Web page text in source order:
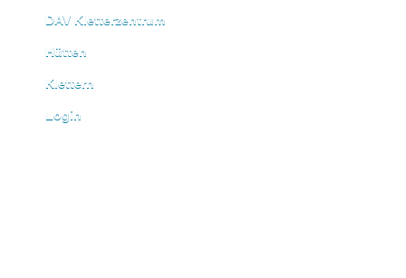
DAV Kletterzentrum
Hütten
Klettern
Login